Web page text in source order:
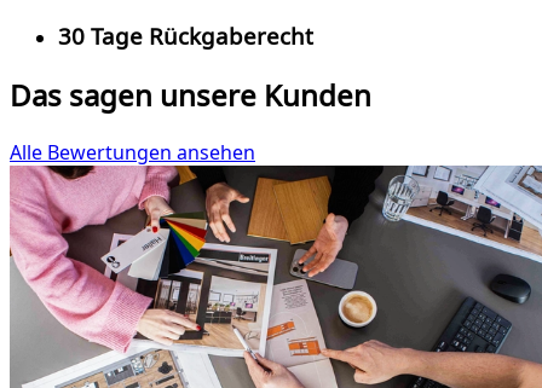
30 Tage Rückgaberecht
Das sagen unsere Kunden
Alle Bewertungen ansehen